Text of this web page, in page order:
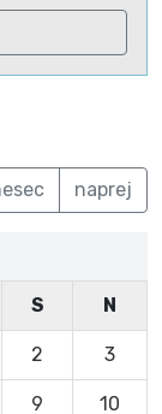
naprej
S N
2 3
9 10